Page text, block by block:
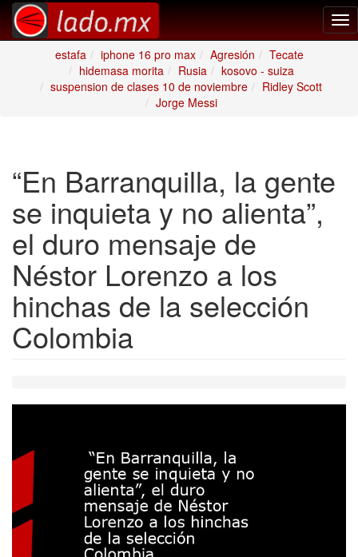
estafa
iphone 16 pro max Agresión
Tecate
hidemasa morita
Rusia
kosovo - suiza
suspension de clases 10 de noviembre
Ridley Scott
Jorge Messi
“En Barranquilla, la gente
se inquieta y no alienta”,
el duro mensaje de
Néstor Lorenzo a los
hinchas de la selección
Colombia